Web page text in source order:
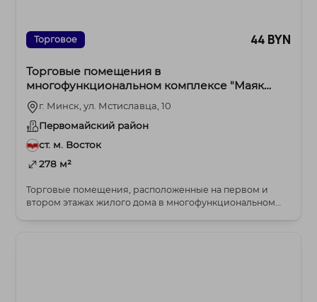
Торговое 44 BYN
Торговые помещения в
многофункциональном комплексе "Маяк
Минска"
г. Минск, ул. Мстиславца, 10
Первомайский район
ст. м. Восток
278 м²
Торговые помещения, расположенные на первом и
втором этажах жилого дома в многофункциональном